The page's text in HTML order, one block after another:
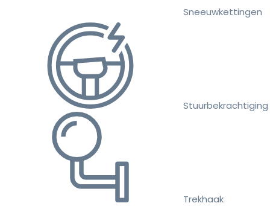
Sneeuwkettingen
Stuurbekrachtiging
Trekhaak